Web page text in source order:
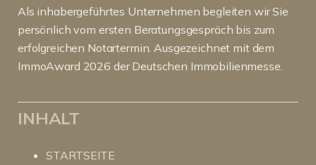
Als inhabergeführtes Unternehmen begleiten wir Sie
persönlich vom ersten Beratungsgespräch bis zum
erfolgreichen Notartermin. Ausgezeichnet mit dem
ImmoAward 2026 der Deutschen Immobilienmesse.
INHALT
STARTSEITE